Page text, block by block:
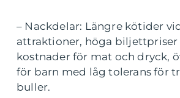
– Nackdelar: Längre kötider
attraktioner, höga biljettpriser
kostnader för mat och dryck,
för barn med låg tolerans för
buller.